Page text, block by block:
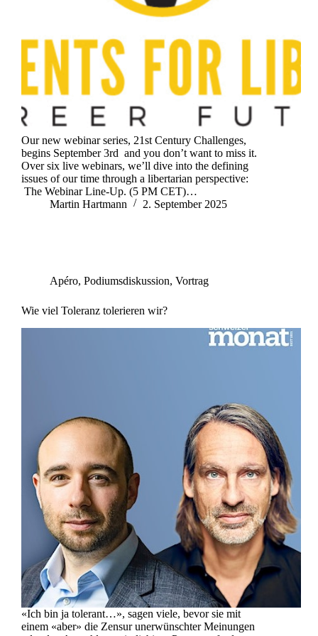
Our new webinar series, 21st Century Challenges,
begins September 3rd and you don’t want to miss it.
Over six live webinars, we’ll dive into the defining
issues of our time through a libertarian perspective:
The Webinar Line-Up. (5 PM CET)…
Martin Hartmann
2. September 2025
Apéro, Podiumsdiskussion, Vortrag
Wie viel Toleranz tolerieren wir?
«Ich bin ja tolerant…», sagen viele, bevor sie mit
einem «aber» die Zensur unerwünschter Meinungen